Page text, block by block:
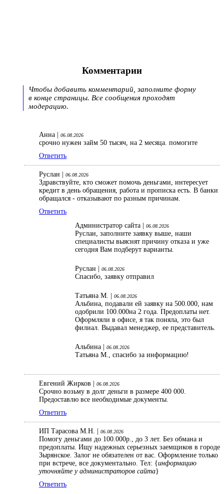
Комментарии
Чтобы добавить комментарий, заполните форму
в конце страницы. Все сообщения проходят
модерацию.
Анна | 06.08.2026
срочно нужен займ 50 тысяч, на 2 месяца. помогите
Ответить
Руслан | 06.08.2026
Здравствуйте, кто сможет помочь деньгами, интересует
кредит в день обращения, работа и прописка есть. В банки
обращался - отказывают по разным причинам.
Ответить
Администратор сайта |
06.08.2026
Руслан, заполните заявку выше, наши
специалисты выяснят причину отказа и уже
сегодня Вам подберут варианты.
Руслан | 06.08.2026
Спасибо, заявку отправил
Татьяна М. | 06.08.2026
Альбина, подавали ей заявку на 500.000, нам
одобрили 100.000на 2 года. Предоплаты нет.
Оформляли в офисе, я так поняла, это был
филиал. Выдавал менеджер, ее представитель.
Альбина | 06.08.2026
Татьяна М., спасибо за информацию!
Евгений Жирков | 06.08.2026
Срочно возьму в долг деньги в размере 400 000.
Предоставлю все необходимые документы.
Ответить
ИП Тарасова М.Н. | 06.08.2026
Помогу деньгами до 100.000р., до 3 лет. Без обмана и
предоплаты. Ищу надежных серьезных заемщиков в городе
Зырянское. Залог не обязателен от вас. Оформление только
при встрече, все документально. Тел: {информацию
уточняйте у администраторов сайта}
Ответить